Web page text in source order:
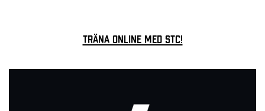
Träna online med STC!